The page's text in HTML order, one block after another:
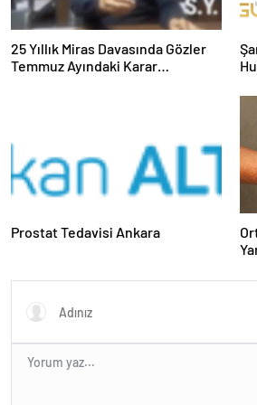
25 Yıllık Miras Davasında Gözler
Temmuz Ayındaki Karar
Prostat Tedavisi Ankara